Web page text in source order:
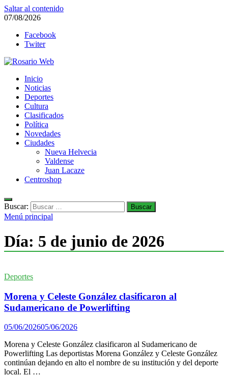
Saltar al contenido
07/08/2026
Facebook
Twiter
Rosario Web
Todas la noticias de Rosario y la zona
Inicio
Noticias
Deportes
Cultura
Clasificados
Política
Novedades
Ciudades
Nueva Helvecia
Valdense
Juan Lacaze
Centroshop
Buscar:
Menú principal
Día: 5 de junio de 2026
Deportes
Morena y Celeste González clasificaron al
Sudamericano de Powerlifting
05/06/202605/06/2026
Morena y Celeste González clasificaron al Sudamericano de
Powerlifting Las deportistas Morena González y Celeste González
continúan dejando en alto el nombre de su institución y del deporte
local. El …